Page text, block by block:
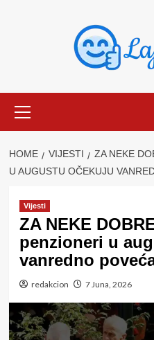
Menu
HOME VIJESTI
ZA NEKE
U AUGUSTU OČEKUJU
Vijesti
ZA NEKE
penzioneri u
vanredno
redakcion 7 Juna, 2026